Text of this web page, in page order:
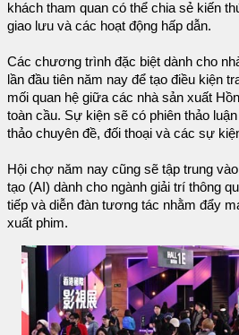
khách tham quan có thể chia sẻ kiến
giao lưu và các hoạt động hấp dẫn.
Các chương trình đặc biệt dành cho
lần đầu tiên năm nay để tạo điều kiện
mối quan hệ giữa các nhà sản xuất
toàn cầu. Sự kiện sẽ có phiên thảo
thảo chuyên đề, đối thoại và các sự
Hội chợ năm nay cũng sẽ tập trung
tạo (AI) dành cho ngành giải trí thông
tiếp và diễn đàn tương tác nhằm đẩy
xuất phim.